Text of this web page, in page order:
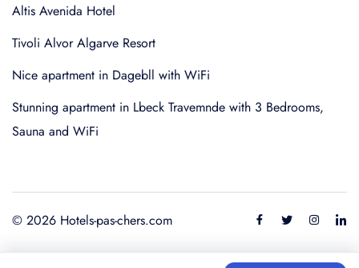
Altis Avenida Hotel
Tivoli Alvor Algarve Resort
Nice apartment in Dagebll with WiFi
Stunning apartment in Lbeck Travemnde with 3 Bedrooms,
Sauna and WiFi
© 2026 Hotels-pas-chers.com